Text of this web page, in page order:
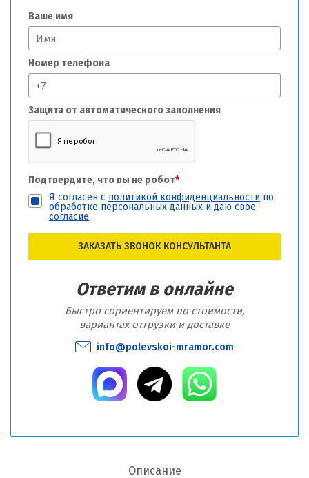
Ваше имя
Номер телефона
Защита от автоматического заполнения
Подтвердите, что вы не робот*
Я согласен с политикой конфиденциальности по
обработке персональных данных и даю свое
согласие
ЗАКАЗАТЬ ЗВОНОК КОНСУЛЬТАНТА
Ответим в онлайне
Быстро сориентируем по стоимости,
вариантах отгрузки и доставке
info@polevskoi-mramor.com
Описание